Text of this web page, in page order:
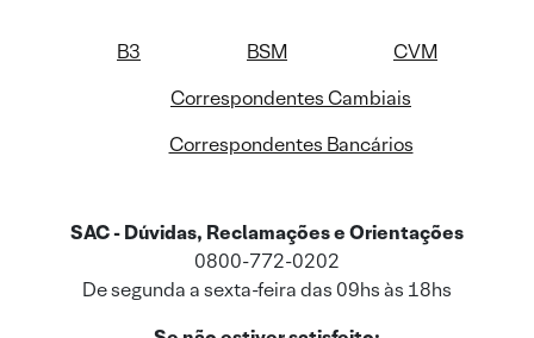
B3 BSM
CVM
Correspondentes Cambiais
Correspondentes Bancários
SAC - Dúvidas, Reclamações e Orientações
0800-772-0202
De segunda a sexta-feira das 09hs às 18hs